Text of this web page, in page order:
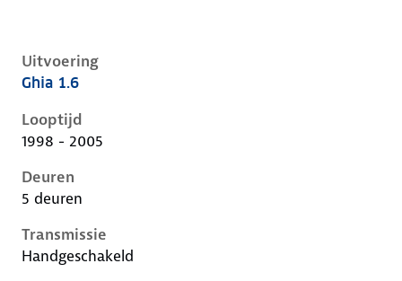
Uitvoering
Ford Focus i, 1.6, 74 kW, Benzine, 5 deuren
Ghia 1.6
Looptijd
1998 - 2005
Deuren
5 deuren
Transmissie
Handgeschakeld